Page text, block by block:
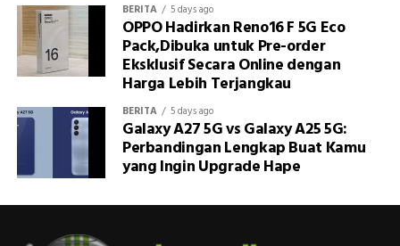
BERITA 5 days ago
OPPO Hadirkan Reno16 F 5G Eco
Pack,Dibuka untuk Pre-order
Eksklusif Secara Online dengan
Harga Lebih Terjangkau
BERITA 5 days ago
Galaxy A27 5G vs Galaxy A25 5G:
Perbandingan Lengkap Buat Kamu
yang Ingin Upgrade Hape